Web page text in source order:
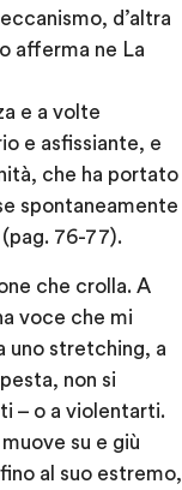
d’altra
afferma ne La
e a volte
e asfissiante, e
che ha portato
spontaneamente
76-77).
che crolla. A
voce che mi
uno stretching, a
non si
– o a violentarti.
su e giù
al suo estremo,